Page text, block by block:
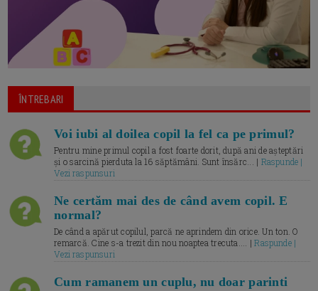
ÎNTREBARI
Voi iubi al doilea copil la fel ca pe primul?
Pentru mine primul copil a fost foarte dorit, după ani de așteptări
și o sarcină pierduta la 16 săptămâni. Sunt însărc... | Raspunde |
Vezi raspunsuri
Ne certăm mai des de când avem copil. E
normal?
De când a apărut copilul, parcă ne aprindem din orice. Un ton. O
remarcă. Cine s-a trezit din nou noaptea trecuta.... |Raspunde |
Vezi raspunsuri
Cum ramanem un cuplu, nu doar parinti